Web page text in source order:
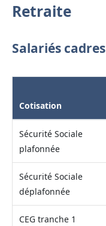
Retraite
Salariés cadres
Cotisation
Sécurité Sociale
plafonnée
Sécurité Sociale
déplafonnée
CEG tranche 1